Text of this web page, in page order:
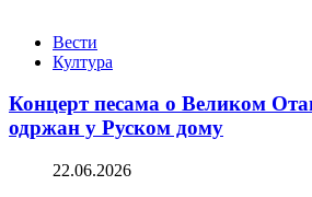
Вести
Култура
Концерт песама о Великом
одржан у Руском дому
22.06.2026